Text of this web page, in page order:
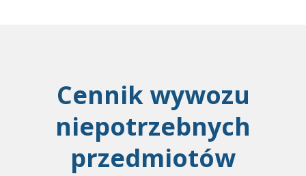
Cennik wywozu
niepotrzebnych
przedmiotów